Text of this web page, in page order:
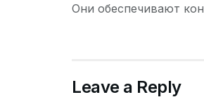
Они обеспечивают
Leave a Reply